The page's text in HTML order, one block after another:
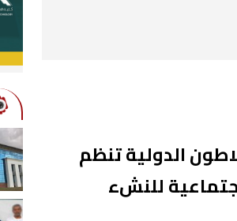
الدولية تنظم
للنشء